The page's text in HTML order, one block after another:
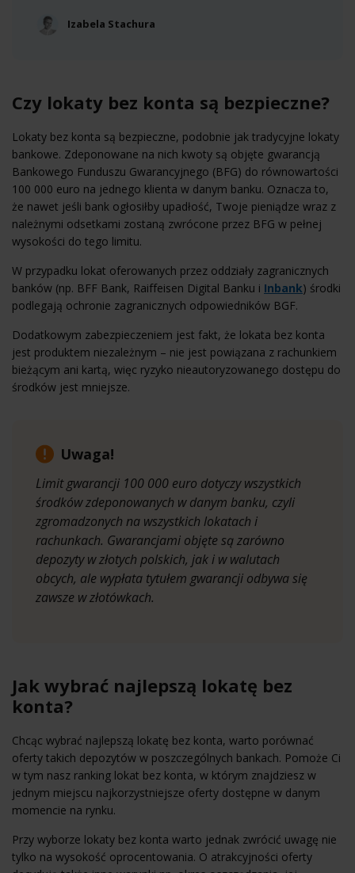
Izabela Stachura
Czy lokaty bez konta są bezpieczne?
Lokaty bez konta są bezpieczne, podobnie jak tradycyjne lokaty
bankowe. Zdeponowane na nich kwoty są objęte gwarancją
Bankowego Funduszu Gwarancyjnego (BFG) do równowartości
100 000 euro na jednego klienta w danym banku. Oznacza to,
że nawet jeśli bank ogłosiłby upadłość, Twoje pieniądze wraz z
należnymi odsetkami zostaną zwrócone przez BFG w pełnej
wysokości do tego limitu.
W przypadku lokat oferowanych przez oddziały zagranicznych
banków (np. BFF Bank, Raiffeisen Digital Banku i Inbank) środki
podlegają ochronie zagranicznych odpowiedników BGF.
Dodatkowym zabezpieczeniem jest fakt, że lokata bez konta
jest produktem niezależnym – nie jest powiązana z rachunkiem
bieżącym ani kartą, więc ryzyko nieautoryzowanego dostępu do
środków jest mniejsze.
Uwaga!
Limit gwarancji 100 000 euro dotyczy wszystkich
środków zdeponowanych w danym banku, czyli
zgromadzonych na wszystkich lokatach i
rachunkach. Gwarancjami objęte są zarówno
depozyty w złotych polskich, jak i w walutach
obcych, ale wypłata tytułem gwarancji odbywa się
zawsze w złotówkach.
Jak wybrać najlepszą lokatę bez
konta?
Chcąc wybrać najlepszą lokatę bez konta, warto porównać
oferty takich depozytów w poszczególnych bankach. Pomoże Ci
w tym nasz ranking lokat bez konta, w którym znajdziesz w
jednym miejscu najkorzystniejsze oferty dostępne w danym
momencie na rynku.
Przy wyborze lokaty bez konta warto jednak zwrócić uwagę nie
tylko na wysokość oprocentowania. O atrakcyjności oferty